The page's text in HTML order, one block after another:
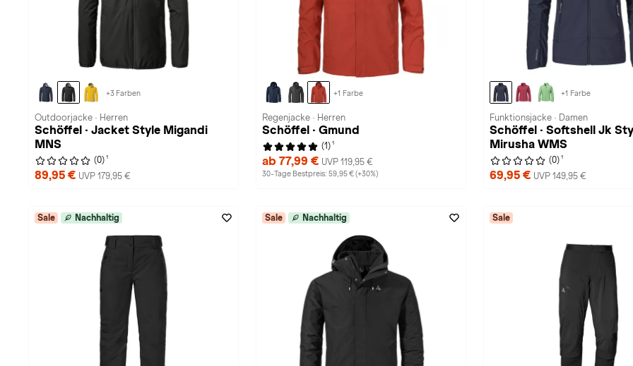
+3 Farben
Outdoorjacke · Herren
Schöffel · Jacket Style Migandi
MNS
(0) 1
89,95 € UVP 179,95 €
+1 Farbe
Regenjacke · Herren
Schöffel · Gmund
(1) 1
ab 77,99 € UVP 119,95 €
30-Tage Bestpreis: 59,95 € (+30%)
+1 Farbe
Funktionsjacke · Damen
Schöffel · Softshell Jk
Mirusha WMS
(0) 1
69,95 € UVP 149,95 €
Sale Nachhaltig Sale Nachhaltig Sale